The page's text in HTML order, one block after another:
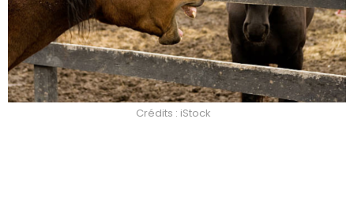
Crédits : iStock